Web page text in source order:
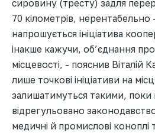
сировину (тресту) задля
70 кілометрів, нерентабельно
напрошується ініціатива
інакше кажучи, об’єднання
місцевості, - пояснив Віталій
лише точкові ініціативи на
залишатимуться такими, поки
відрегульовано
медичні й промислові коноплі